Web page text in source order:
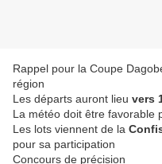
Rappel pour la Coupe
région
Les départs auront lieu vers
La météo doit être favorable
Les lots viennent de la
pour sa participation
Concours de précision